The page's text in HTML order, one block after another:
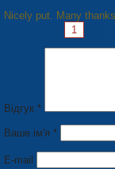
Nicely put. Many
1
Відгук *
Ваше ім'я *
E-mail